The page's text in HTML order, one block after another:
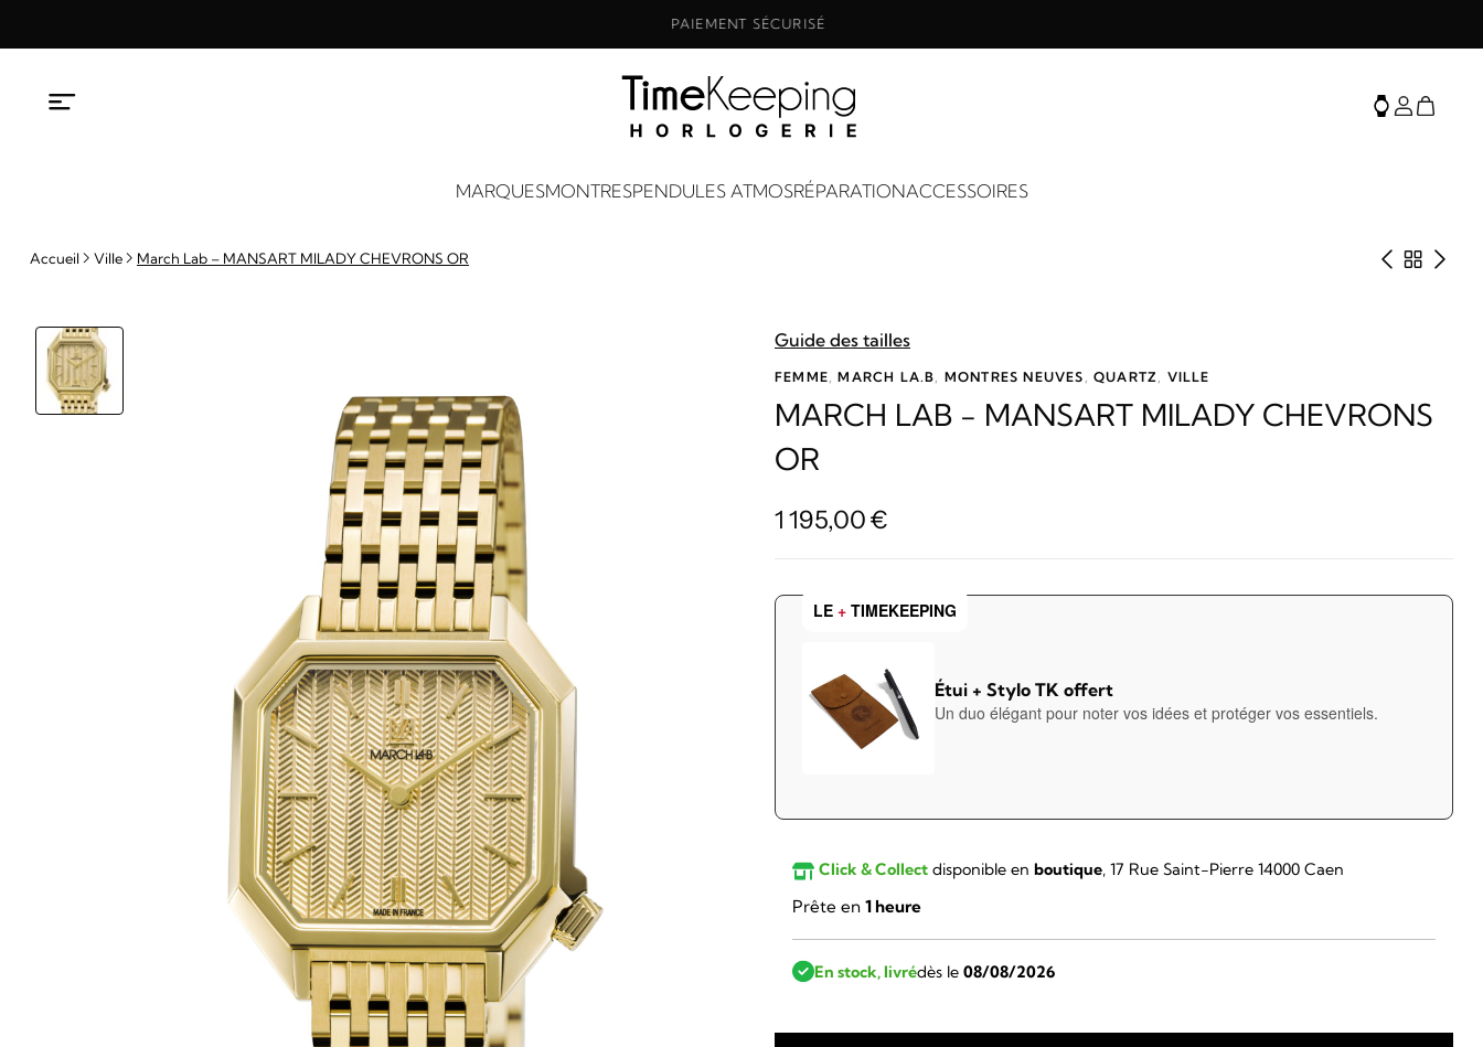
PAIEMENT SÉCURISÉ
MARQUESMONTRESPENDULES ATMOSRÉPARATIONACCESSOIRES
Accueil Ville March Lab – MANSART MILADY CHEVRONS OR Produit
Guide des tailles
FEMME ,MARCH LA.B MONTRES NEUVES ,QUARTZ VILLE
MARCH LAB - MANSART MILADY CHEVRONS
OR
1 195,00€
LE + TIMEKEEPING
Étui + Stylo TK offert
Un duo élégant pour noter vos idées et protéger vos essentiels.
Click & Collect disponible en boutique, 17 Rue Saint-Pierre 14000 Caen
Prête en 1 heure
En stock, livrédès le 08/08/2026